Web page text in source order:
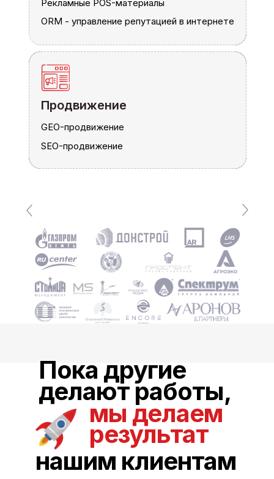
Продвижение
Продвижение
SEO-продвижение
GEO-продвижение
SEO-продвижение
GEO-продвижение
ORM - управление репутацией в интернете
Рекламные POS-материалы
Рекламные POS-материалы
ORM - управление репутацией в интернете
Пока другие
делают работы,
мы делаем
результат
нашим клиентам